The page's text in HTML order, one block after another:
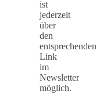
ist
jederzeit
über
den
entsprechenden
Link
im
Newsletter
möglich.